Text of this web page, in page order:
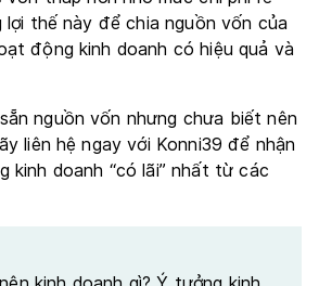
lợi thế này để chia nguồn vốn của
động kinh doanh có hiệu quả và
nguồn vốn nhưng chưa biết nên
liên hệ ngay với Konni39 để nhận
kinh doanh “có lãi” nhất từ các